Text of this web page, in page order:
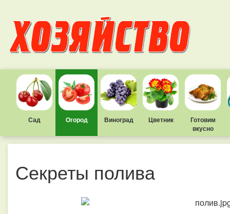
Сад Огород Виноград Цветник
Готовим
вкусно
Секреты полива